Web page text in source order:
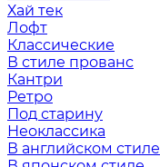
Хай тек
Лофт
Классические
В стиле прованс
Кантри
Ретро
Под старину
Неоклассика
В английском стиле